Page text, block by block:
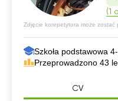
(1
Zdjęcie korepetytora może zostać
Szkoła podstawowa
Przeprowadzono 43
CV